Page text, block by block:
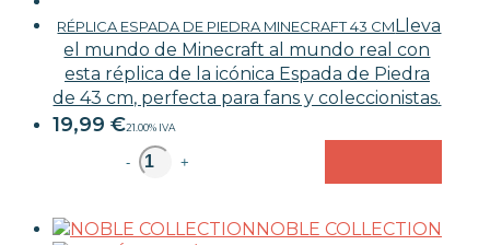
RÉPLICA ESPADA DE PIEDRA MINECRAFT 43 CMLleva
el mundo de Minecraft al mundo real con
esta réplica de la icónica Espada de Piedra
de 43 cm, perfecta para fans y coleccionistas.
19,99 €21.00% IVA
- +
NOBLE COLLECTION